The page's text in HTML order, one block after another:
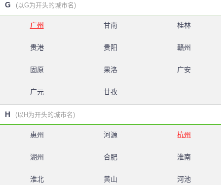
G (以G为开头的城市名)
广州 甘南 桂林
贵港 贵阳 赣州
固原 果洛 广安
广元 甘孜
H (以H为开头的城市名)
惠州 河源 杭州
湖州 合肥 淮南
淮北 黄山 河池